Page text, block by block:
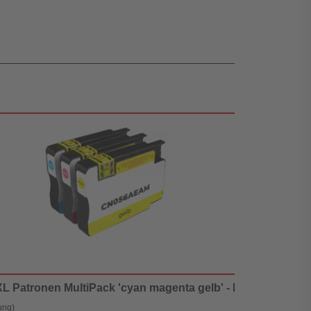
Patronen MultiPack 'cyan magenta gelb' - Digital